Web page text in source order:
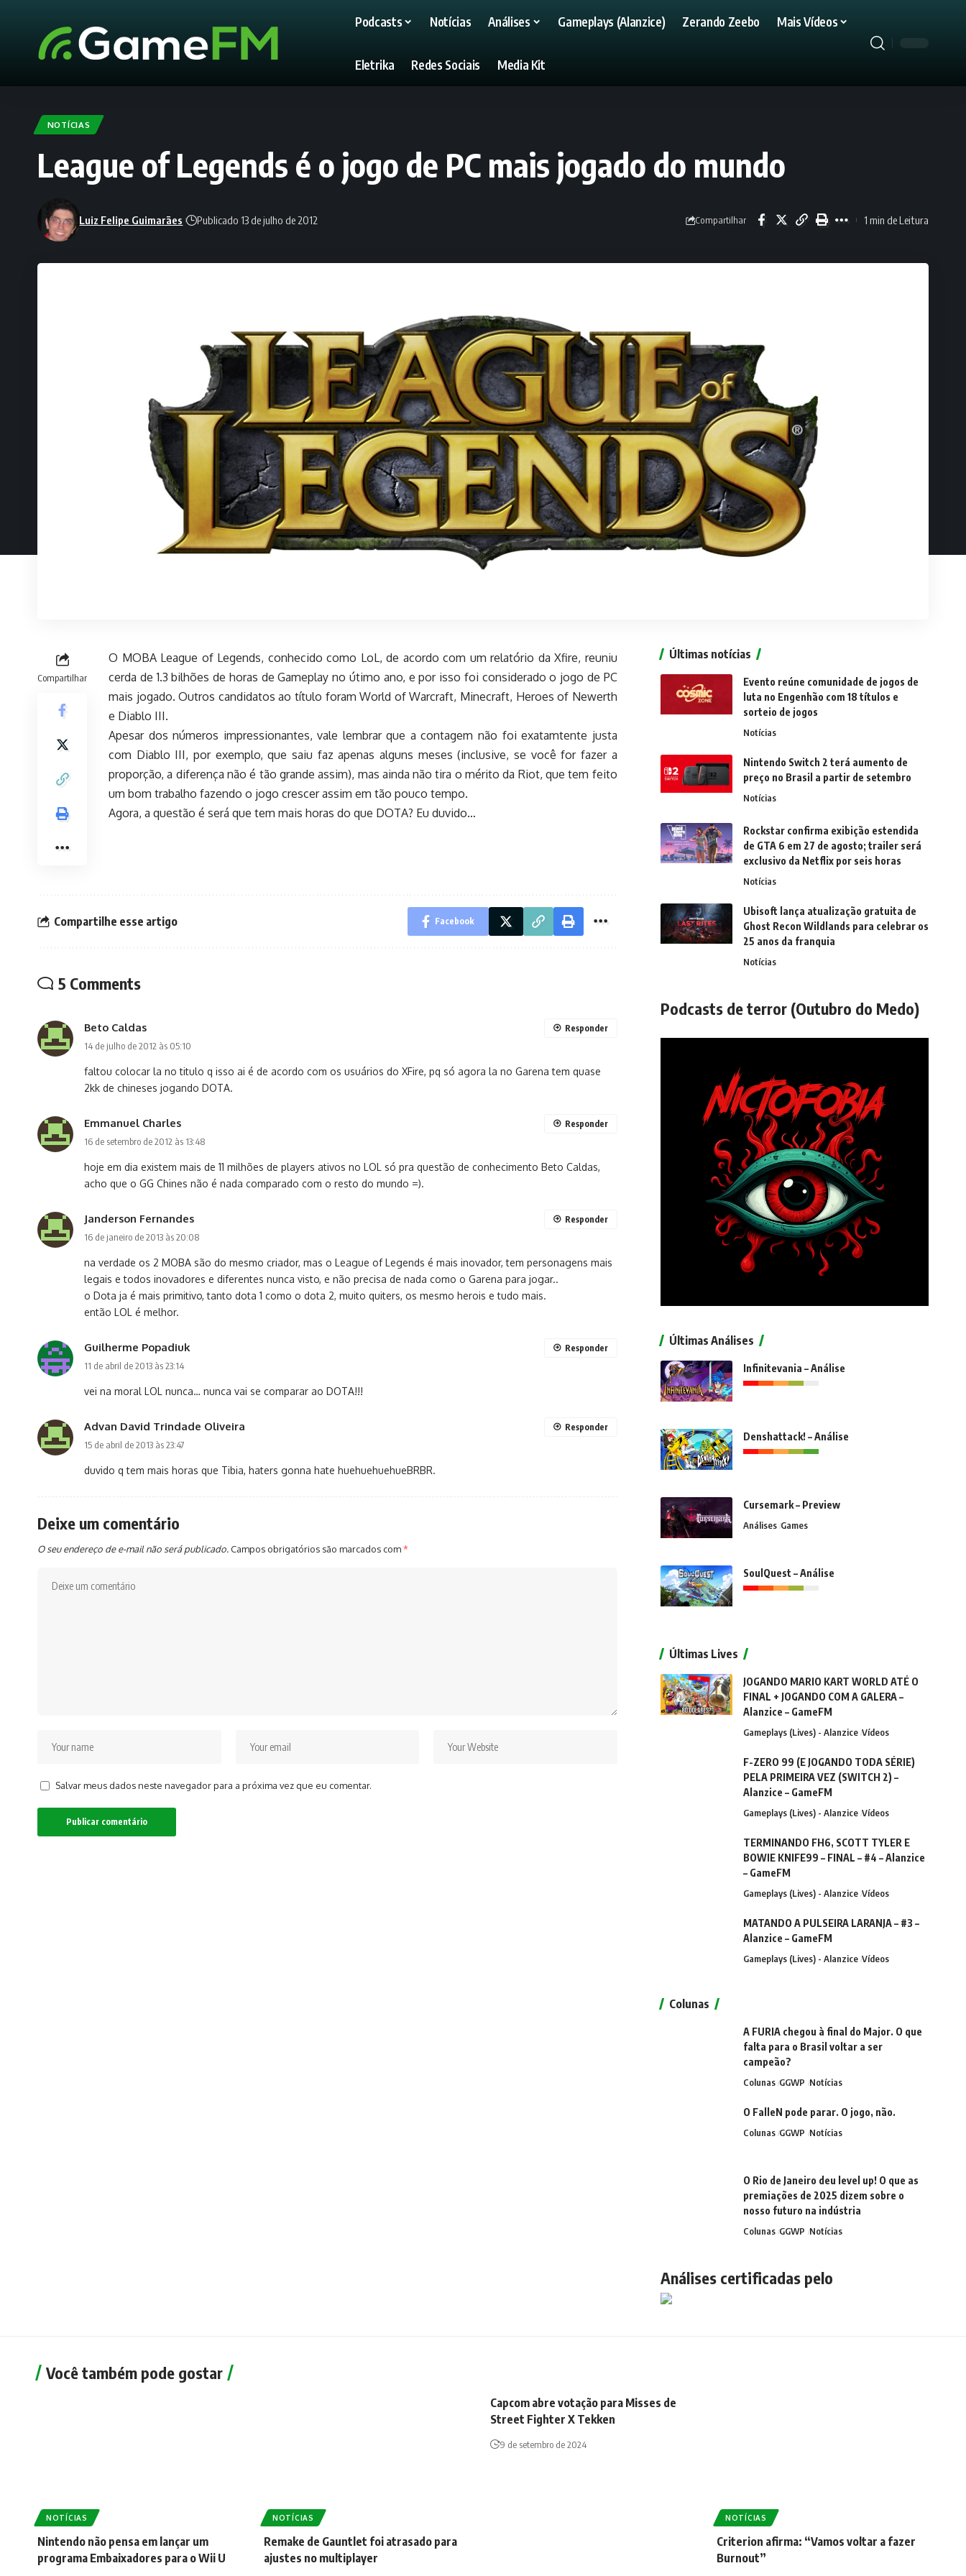
Podcasts Notícias Análises Gameplays (Alanzice) Zerando Zeebo Mais Vídeos
Eletrika Redes Sociais Media Kit
NOTÍCIAS
League of Legends é o jogo de PC mais jogado do mundo
Luiz Felipe Guimarães Publicado 13 de julho de 2012 Compartilhar 1 min de Leitura
Compartilhar
O MOBA League of Legends, conhecido como LoL, de acordo com um relatório da Xfire, reuniu
cerda de 1.3 bilhões de horas de Gameplay no útimo ano, e por isso foi considerado o jogo de PC
mais jogado. Outros candidatos ao título foram World of Warcraft, Minecraft, Heroes of Newerth
e Diablo III.
Apesar dos números impressionantes, vale lembrar que a contagem não foi exatamtente justa
com Diablo III, por exemplo, que saiu faz apenas alguns meses (inclusive, se você for fazer a
proporção, a diferença não é tão grande assim), mas ainda não tira o mérito da Riot, que tem feito
um bom trabalho fazendo o jogo crescer assim em tão pouco tempo.
Agora, a questão é será que tem mais horas do que DOTA? Eu duvido…
Compartilhe esse artigo Facebook
5 Comments
Beto Caldas
14 de julho de 2012 às 05:10
faltou colocar la no titulo q isso ai é de acordo com os usuários do XFire, pq só agora la no Garena tem quase
2kk de chineses jogando DOTA.
Responder
Emmanuel Charles
16 de setembro de 2012 às 13:48
hoje em dia existem mais de 11 milhões de players ativos no LOL só pra questão de conhecimento Beto Caldas,
acho que o GG Chines não é nada comparado com o resto do mundo =).
Responder
Janderson Fernandes
16 de janeiro de 2013 às 20:08
na verdade os 2 MOBA são do mesmo criador, mas o League of Legends é mais inovador, tem personagens mais
legais e todos inovadores e diferentes nunca visto, e não precisa de nada como o Garena para jogar..
o Dota ja é mais primitivo, tanto dota 1 como o dota 2, muito quiters, os mesmo herois e tudo mais.
então LOL é melhor.
Responder
Guilherme Popadiuk
11 de abril de 2013 às 23:14
vei na moral LOL nunca… nunca vai se comparar ao DOTA!!!
Responder
Advan David Trindade Oliveira
15 de abril de 2013 às 23:47
duvido q tem mais horas que Tibia, haters gonna hate huehuehuehueBRBR.
Responder
Deixe um comentário
O seu endereço de e-mail não será publicado. Campos obrigatórios são marcados com*
Salvar meus dados neste navegador para a próxima vez que eu comentar.
Últimas notícias
Evento reúne comunidade de jogos de
luta no Engenhão com 18 títulos e
sorteio de jogos
Notícias
Nintendo Switch 2 terá aumento de
preço no Brasil a partir de setembro
Notícias
Rockstar confirma exibição estendida
de GTA 6 em 27 de agosto; trailer será
exclusivo da Netflix por seis horas
Notícias
Ubisoft lança atualização gratuita de
Ghost Recon Wildlands para celebrar os
25 anos da franquia
Notícias
Podcasts de terror (Outubro do Medo)
Últimas Análises
Infinitevania – Análise
Denshattack! – Análise
Cursemark – Preview
Análises Games
SoulQuest – Análise
Últimas Lives
JOGANDO MARIO KART WORLD ATÉ O
FINAL + JOGANDO COM A GALERA –
Alanzice – GameFM
Gameplays (Lives) - Alanzice Vídeos
F-ZERO 99 (E JOGANDO TODA SÉRIE)
PELA PRIMEIRA VEZ (SWITCH 2) –
Alanzice – GameFM
Gameplays (Lives) - Alanzice Vídeos
TERMINANDO FH6, SCOTT TYLER E
BOWIE KNIFE99 – FINAL – #4 – Alanzice
– GameFM
Gameplays (Lives) - Alanzice Vídeos
MATANDO A PULSEIRA LARANJA – #3 –
Alanzice – GameFM
Gameplays (Lives) - Alanzice Vídeos
Colunas
A FURIA chegou à final do Major. O que
falta para o Brasil voltar a ser
campeão?
Colunas GGWP Notícias
O FalleN pode parar. O jogo, não.
Colunas GGWP Notícias
O Rio de Janeiro deu level up! O que as
premiações de 2025 dizem sobre o
nosso futuro na indústria
Colunas GGWP Notícias
Análises certificadas pelo
Você também pode gostar
NOTÍCIAS
Nintendo não pensa em lançar um
programa Embaixadores para o Wii U
NOTÍCIAS
Remake de Gauntlet foi atrasado para
ajustes no multiplayer
Capcom abre votação para Misses de
Street Fighter X Tekken
9 de setembro de 2024
NOTÍCIAS
Criterion afirma: “Vamos voltar a fazer
Burnout”